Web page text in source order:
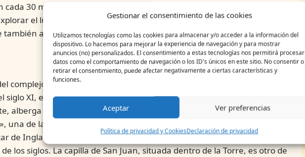
Gestionar el consentimiento de las cookies
Utilizamos tecnologías como las cookies para almacenar y/o acceder a la información del
dispositivo. Lo hacemos para mejorar la experiencia de navegación y para mostrar
anuncios (no) personalizados. El consentimiento a estas tecnologías nos permitirá procesar
datos como el comportamiento de navegación o los ID's únicos en este sitio. No consentir o
retirar el consentimiento, puede afectar negativamente a ciertas características y
funciones.
Aceptar Ver preferencias
Política de privacidad y CookiesDeclaración de privacidad
cada 30 minutos, están incluidos en el precio de la entrada y son una
el lugar. Los relatos de los Yeoman Warders no solo proporcionan
añaden un toque personal que hace que la experiencia sea aún
complejo y el edificio que da nombre a toda la fortaleza. Construida por
siglo XI, esta estructura imponente fue concebida como un
alberga una fascinante colección de armaduras y espadas, y es el hogar
una de las más antiguas del mundo. La Torre Blanca no solo es un
de Inglaterra, sino también un reflejo de la evolución de la arquitectura
los siglos. La capilla de San Juan, situada dentro de la Torre, es otro de